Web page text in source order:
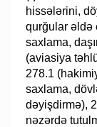
hissələrini,
qurğular əldə
saxlama,
(aviasiya
278.1
saxlama,
dəyişdirmə),
nəzərdə